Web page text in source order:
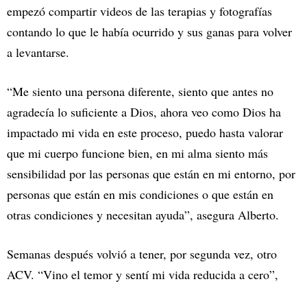
empezó compartir videos de las terapias y fotografías
contando lo que le había ocurrido y sus ganas para volver
a levantarse.
“Me siento una persona diferente, siento que antes no
agradecía lo suficiente a Dios, ahora veo como Dios ha
impactado mi vida en este proceso, puedo hasta valorar
que mi cuerpo funcione bien, en mi alma siento más
sensibilidad por las personas que están en mi entorno, por
personas que están en mis condiciones o que están en
otras condiciones y necesitan ayuda”, asegura Alberto.
Semanas después volvió a tener, por segunda vez, otro
ACV. “Vino el temor y sentí mi vida reducida a cero”,